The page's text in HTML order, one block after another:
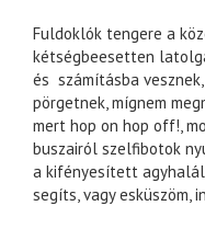
Fuldoklók tengere a
kétségbeesetten
és számításba
pörgetnek, mígnem
mert hop on hop off!,
buszairól szelfibotok
a kifényesített
segíts, vagy esküszöm,